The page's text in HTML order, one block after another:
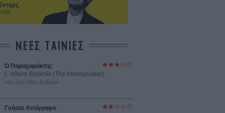
ΝΕΕΣ ΤΑΙΝΙΕΣ
Ο Παραχαράκτης
L’ Affaire Bojarski (The Moneymaker)
του Ζαν-Πολ Σαλομέ
Γνήσιο Αντίγραφο